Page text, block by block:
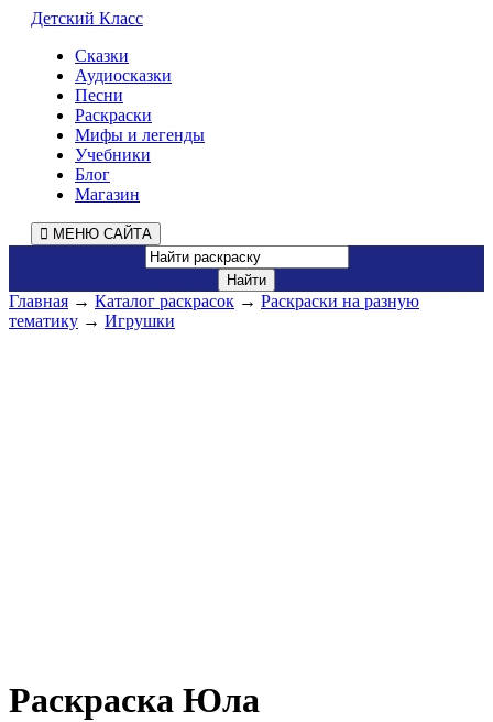
Детский Класс
Сказки
Аудиосказки
Песни
Раскраски
Мифы и легенды
Учебники
Блог
Магазин
МЕНЮ САЙТА
Главная → Каталог раскрасок → Раскраски на разную
тематику → Игрушки
Раскраска Юла